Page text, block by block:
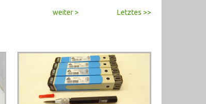
weiter > Letztes >>